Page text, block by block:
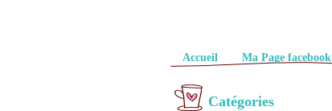
Pages
Accueil Ma Page facebook
Catégories